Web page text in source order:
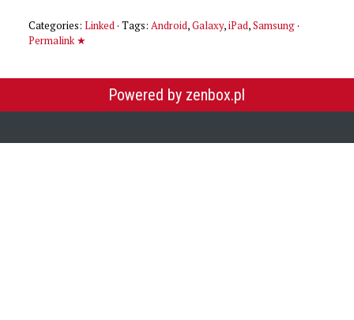
Categories: Linked· Tags: Android,Galaxy,iPad,Samsung·
Permalink ★
Powered by zenbox.pl